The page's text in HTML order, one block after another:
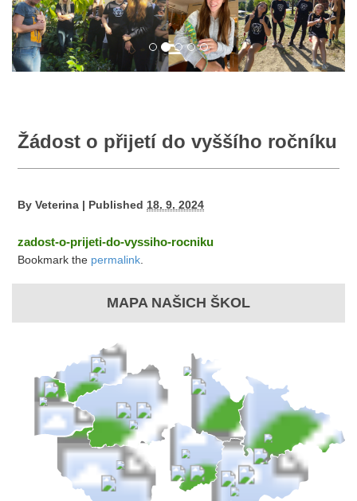
Žádost o přijetí do vyššího ročníku
By Veterina | Published 18. 9. 2024
zadost-o-prijeti-do-vyssiho-rocniku
Bookmark the permalink.
MAPA NAŠICH ŠKOL